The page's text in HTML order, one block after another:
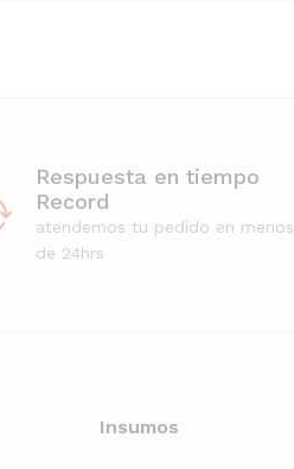
Respuesta en tiempo
Record
atendemos tu pedido en menos
de 24hrs
Insumos